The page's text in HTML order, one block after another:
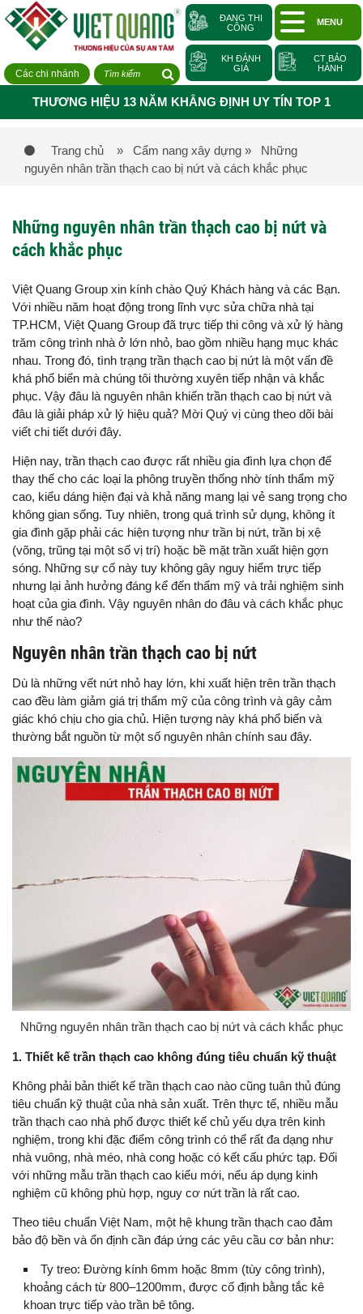
Các chi nhánh
ĐANG THI
CÔNG
MENU
KH ĐÁNH
GIÁ
CT BẢO
HÀNH
THƯƠNG HIỆU 13 NĂM KHẲNG ĐỊNH UY TÍN TOP 1
Trang chủ » Cẩm nang xây dựng » Những
nguyên nhân trần thạch cao bị nứt và cách khắc phục
Những nguyên nhân trần thạch cao bị nứt và
cách khắc phục
Việt Quang Group xin kính chào Quý Khách hàng và các Bạn.
Với nhiều năm hoạt động trong lĩnh vực sửa chữa nhà tại
TP.HCM, Việt Quang Group đã trực tiếp thi công và xử lý hàng
trăm công trình nhà ở lớn nhỏ, bao gồm nhiều hạng mục khác
nhau. Trong đó, tình trạng trần thạch cao bị nứt là một vấn đề
khá phổ biến mà chúng tôi thường xuyên tiếp nhận và khắc
phục. Vậy đâu là nguyên nhân khiến trần thạch cao bị nứt và
đâu là giải pháp xử lý hiệu quả? Mời Quý vị cùng theo dõi bài
viết chi tiết dưới đây.
Hiện nay, trần thạch cao được rất nhiều gia đình lựa chọn để
thay thế cho các loại la phông truyền thống nhờ tính thẩm mỹ
cao, kiểu dáng hiện đại và khả năng mang lại vẻ sang trọng cho
không gian sống. Tuy nhiên, trong quá trình sử dụng, không ít
gia đình gặp phải các hiện tượng như trần bị nứt, trần bị xệ
(võng, trũng tại một số vị trí) hoặc bề mặt trần xuất hiện gợn
sóng. Những sự cố này tuy không gây nguy hiểm trực tiếp
nhưng lại ảnh hưởng đáng kể đến thẩm mỹ và trải nghiệm sinh
hoạt của gia đình. Vậy nguyên nhân do đâu và cách khắc phục
như thế nào?
Nguyên nhân trần thạch cao bị nứt
Dù là những vết nứt nhỏ hay lớn, khi xuất hiện trên trần thạch
cao đều làm giảm giá trị thẩm mỹ của công trình và gây cảm
giác khó chịu cho gia chủ. Hiện tượng này khá phổ biến và
thường bắt nguồn từ một số nguyên nhân chính sau đây.
Những nguyên nhân trần thạch cao bị nứt và cách khắc phục
1. Thiết kế trần thạch cao không đúng tiêu chuẩn kỹ thuật
Không phải bản thiết kế trần thạch cao nào cũng tuân thủ đúng
tiêu chuẩn kỹ thuật của nhà sản xuất. Trên thực tế, nhiều mẫu
trần thạch cao nhà phố được thiết kế chủ yếu dựa trên kinh
nghiệm, trong khi đặc điểm công trình có thể rất đa dạng như
nhà vuông, nhà méo, nhà cong hoặc có kết cấu phức tạp. Đối
với những mẫu trần thạch cao kiểu mới, nếu áp dụng kinh
nghiệm cũ không phù hợp, nguy cơ nứt trần là rất cao.
Theo tiêu chuẩn Việt Nam, một hệ khung trần thạch cao đảm
bảo độ bền và ổn định cần đáp ứng các yêu cầu cơ bản như:
Ty treo: Đường kính 6mm hoặc 8mm (tùy công trình),
khoảng cách từ 800–1200mm, được cố định bằng tắc kê
khoan trực tiếp vào trần bê tông.